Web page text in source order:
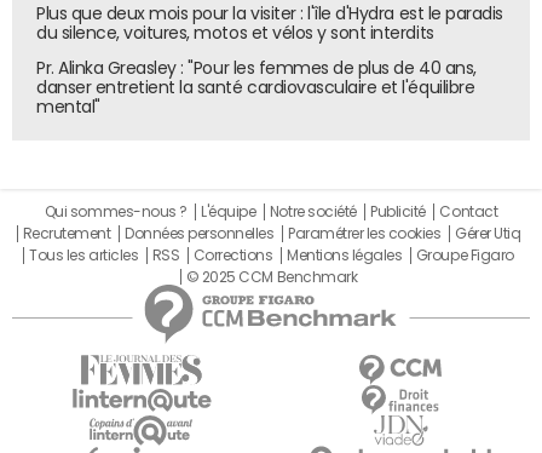
Plus que deux mois pour la visiter : l'île d'Hydra est le paradis
du silence, voitures, motos et vélos y sont interdits
Pr. Alinka Greasley : "Pour les femmes de plus de 40 ans,
danser entretient la santé cardiovasculaire et l'équilibre
mental"
Qui sommes-nous ? L'équipe Notre société Publicité
Contact
Recrutement
Données personnelles Paramétrer les cookies
Gérer Utiq
Tous les articles
RSS Corrections Mentions légales
Groupe Figaro
© 2025 CCM Benchmark